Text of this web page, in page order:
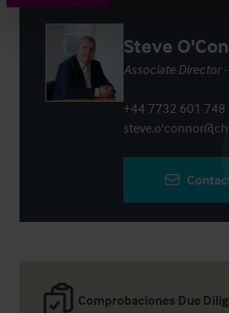
Comprobaciones Due
Steve
Associate Director
+44 7732 601 748